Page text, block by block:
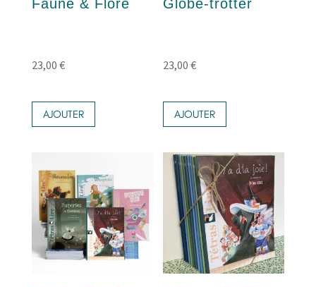
Faune & Flore
23,00 €
AJOUTER
Globe-trotter
23,00€
AJOUTER